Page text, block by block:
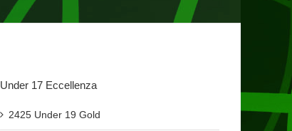
Under 17 Eccellenza
2425 Under 19 Gold